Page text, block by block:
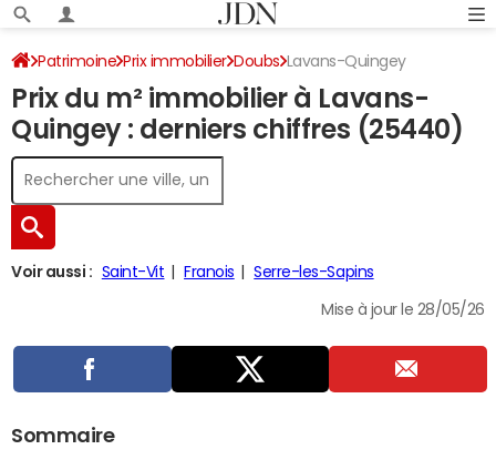
Patrimoine Prix immobilier Doubs Lavans-Quingey
Prix du m² immobilier à Lavans-
Quingey : derniers chiffres (25440)
Voir aussi : Saint-Vit Franois Serre-les-Sapins
Mise à jour le 28/05/26
Sommaire